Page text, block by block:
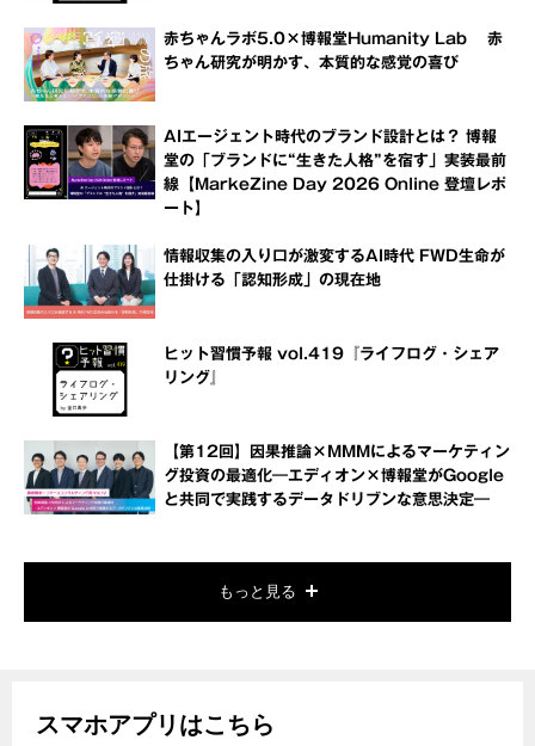
赤ちゃんラボ5.0×博報堂Humanity Lab 赤
ちゃん研究が明かす、本質的な感覚の喜び
AIエージェント時代のブランド設計とは？ 博報
堂の「ブランドに“生きた人格”を宿す」実装最前
線【MarkeZine Day 2026 Online 登壇レポ
ート】
情報収集の入り口が激変するAI時代 FWD生命が
仕掛ける「認知形成」の現在地
ヒット習慣予報 vol.419『ライフログ・シェア
リング』
【第12回】因果推論×MMMによるマーケティン
グ投資の最適化―エディオン×博報堂がGoogle
と共同で実践するデータドリブンな意思決定―
もっと見る
スマホアプリはこちら